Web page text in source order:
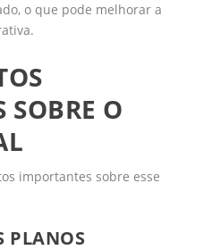
o que pode melhorar a
SOBRE O
importantes sobre esse
PLANOS